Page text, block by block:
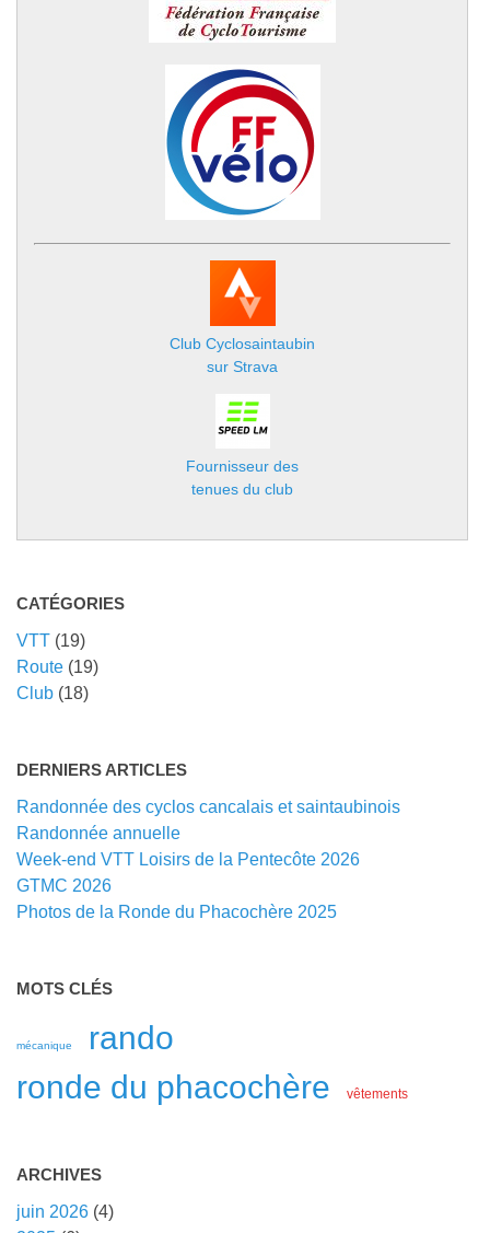
Club Cyclosaintaubin
sur Strava
Fournisseur des
tenues du club
CATÉGORIES
VTT (19)
Route (19)
Club (18)
DERNIERS ARTICLES
Randonnée des cyclos cancalais et saintaubinois
Randonnée annuelle
Week-end VTT Loisirs de la Pentecôte 2026
GTMC 2026
Photos de la Ronde du Phacochère 2025
MOTS CLÉS
mécanique
rando
ronde du phacochère
vêtements
ARCHIVES
juin 2026 (4)